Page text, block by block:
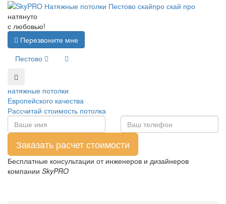
натянуто
с любовью!
Перезвоните мне
Пестово
натяжные потолки
Европейского качества
Рассчитай стоимость потолка
Бесплатные консультации от инженеров и дизайнеров
компании SkyPRO